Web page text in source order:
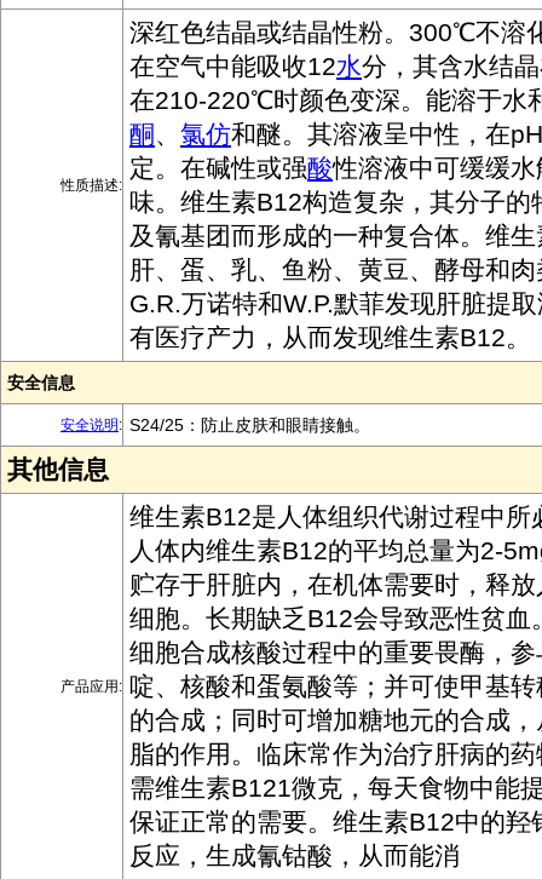
性质描述:
深红色结晶或结晶性粉。300℃不溶
在空气中能吸收12水分，其含水结
在210-220℃时颜色变深。能溶于水
酮、 氯仿和醚。其溶液呈中性，在
定。在碱性或强酸性溶液中可缓缓
味。维生素B12构造复杂，其分子的
及氰基团而形成的一种复合体。维
肝、蛋、乳、鱼粉、黄豆、酵母和
G.R.万诺特和W.P.默菲发现肝脏提
有医疗产力，从而发现维生素B12。
安全信息
安全说明 : S24/25：防止皮肤和眼睛接触。
其他信息
产品应用:
维生素B12是人体组织代谢过程中所
人体内维生素B12的平均总量为2-
贮存于肝脏内，在机体需要时，释
细胞。长期缺乏B12会导致恶性贫血
细胞合成核酸过程中的重要畏酶，
啶、核酸和蛋氨酸等；并可使甲基
的合成；同时可增加糖地元的合成
脂的作用。临床常作为治疗肝病的
需维生素B121微克，每天食物中能
保证正常的需要。维生素B12中的羟
反应，生成氰钴酸，从而能消